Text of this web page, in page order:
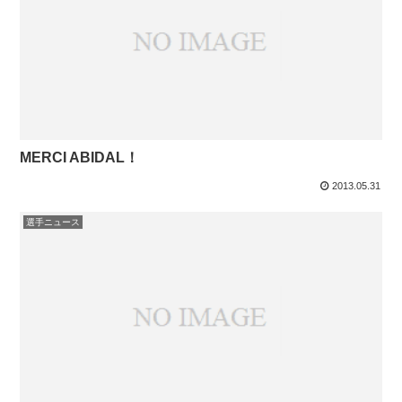
MERCI ABIDAL！
2013.05.31
選手ニュース